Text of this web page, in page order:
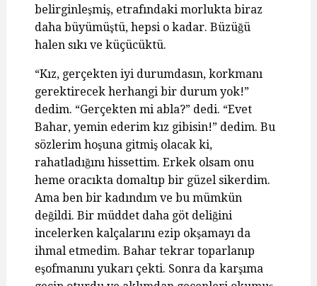
belirginleşmiş, etrafındaki morlukta biraz
daha büyümüştü, hepsi o kadar. Büzüğü
halen sıkı ve küçücüktü.
“Kız, gerçekten iyi durumdasın, korkmanı
gerektirecek herhangi bir durum yok!”
dedim. “Gerçekten mi abla?” dedi. “Evet
Bahar, yemin ederim kız gibisin!” dedim. Bu
sözlerim hoşuna gitmiş olacak ki,
rahatladığını hissettim. Erkek olsam onu
heme oracıkta domaltıp bir güzel sikerdim.
Ama ben bir kadındım ve bu mümkün
değildi. Bir müddet daha göt deliğini
incelerken kalçalarını ezip okşamayı da
ihmal etmedim. Bahar tekrar toparlanıp
eşofmanını yukarı çekti. Sonra da karşıma